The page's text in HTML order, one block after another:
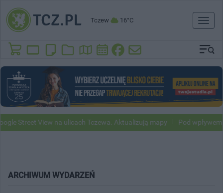
Tczew 16°C
Toggle
Street View na ulicach Tczewa. Aktualizują mapy Pod wpływem
ARCHIWUM WYDARZEŃ